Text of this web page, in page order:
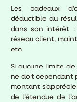
Les cadeaux
déductible du
dans son intérêt :
réseau client,
etc.
Si aucune limite
ne doit cependant
montant
de l’étendue de